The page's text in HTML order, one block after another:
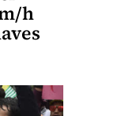
h